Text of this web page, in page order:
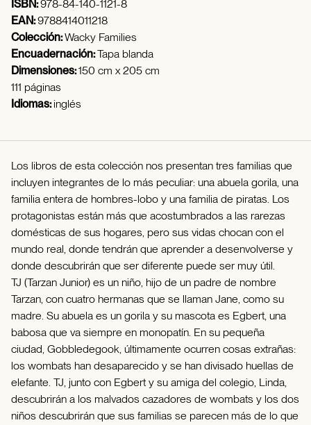
ISBN:978-84-140-1121-8
EAN:9788414011218
Colección:Wacky Families
Encuadernación:Tapa blanda
Dimensiones:150 cm x 205 cm
111 páginas
Idiomas:inglés
Los libros de esta colección nos presentan tres familias que
incluyen integrantes de lo más peculiar: una abuela gorila, una
familia entera de hombres-lobo y una familia de piratas. Los
protagonistas están más que acostumbrados a las rarezas
domésticas de sus hogares, pero sus vidas chocan con el
mundo real, donde tendrán que aprender a desenvolverse y
donde descubrirán que ser diferente puede ser muy útil.
TJ (Tarzan Junior) es un niño, hijo de un padre de nombre
Tarzan, con cuatro hermanas que se llaman Jane, como su
madre. Su abuela es un gorila y su mascota es Egbert, una
babosa que va siempre en monopatín. En su pequeña
ciudad, Gobbledegook, últimamente ocurren cosas extrañas:
los wombats han desaparecido y se han divisado huellas de
elefante. TJ, junto con Egbert y su amiga del colegio, Linda,
descubrirán a los malvados cazadores de wombats y los dos
niños descubrirán que sus familias se parecen más de lo que